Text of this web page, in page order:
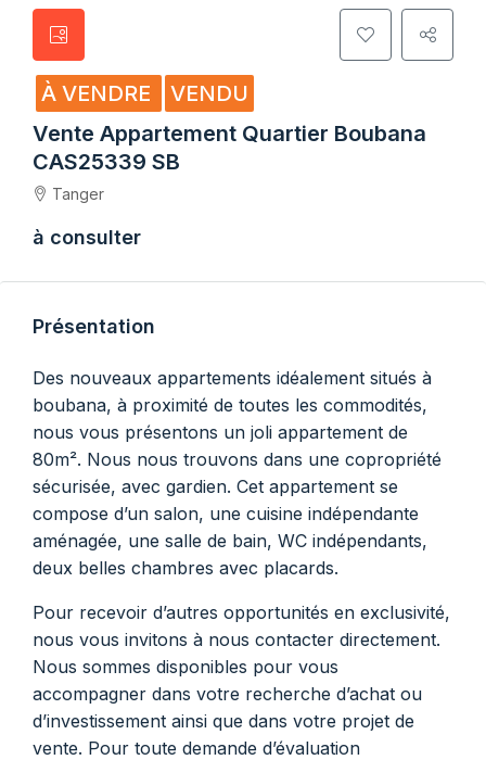
À VENDRE
VENDU
Vente Appartement Quartier Boubana
CAS25339 SB
Tanger
à consulter
Présentation
Des nouveaux appartements idéalement situés à
boubana, à proximité de toutes les commodités,
nous vous présentons un joli appartement de
80m². Nous nous trouvons dans une copropriété
sécurisée, avec gardien. Cet appartement se
compose d’un salon, une cuisine indépendante
aménagée, une salle de bain, WC indépendants,
deux belles chambres avec placards.
Pour recevoir d’autres opportunités en exclusivité,
nous vous invitons à nous contacter directement.
Nous sommes disponibles pour vous
accompagner dans votre recherche d’achat ou
d’investissement ainsi que dans votre projet de
vente. Pour toute demande d’évaluation